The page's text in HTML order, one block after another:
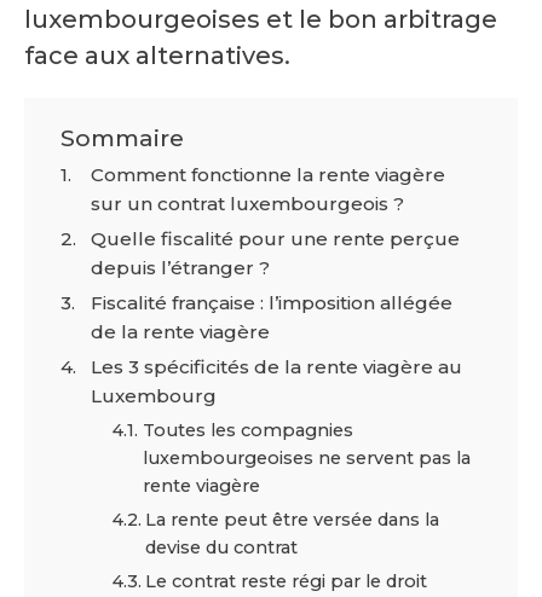
luxembourgeoises et le bon arbitrage
face aux alternatives.
Sommaire
Comment fonctionne la rente viagère
sur un contrat luxembourgeois ?
Quelle fiscalité pour une rente perçue
depuis l’étranger ?
Fiscalité française : l’imposition allégée
de la rente viagère
Les 3 spécificités de la rente viagère au
Luxembourg
Toutes les compagnies
luxembourgeoises ne servent pas la
rente viagère
La rente peut être versée dans la
devise du contrat
Le contrat reste régi par le droit